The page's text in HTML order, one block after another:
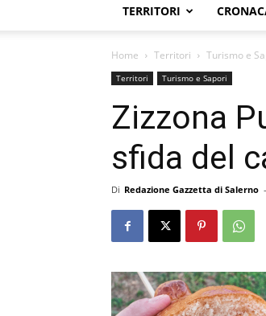
TERRITORI
Home Territori Turismo e
Territori Turismo e Sapori
Zizzona
sfida del
Di Redazione Gazzetta di Salerno -